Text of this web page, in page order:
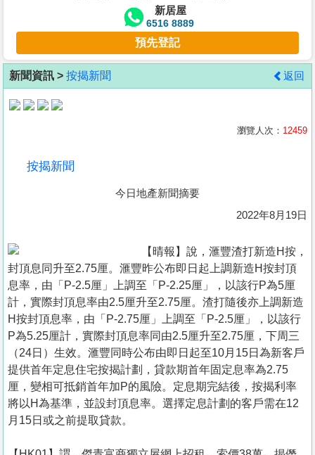
客
地
產
置
業
手
冊
關
於
我
們
新居屋
6516 8889
預先登記
新聞資訊 > 按揭新聞 返回
瀏覽人次： 12459
按揭新聞
今日地產新聞摘要
2022年8月19日
【晴報】說，滙豐渣打新造H按，
封頂息同升至2.75厘。滙豐昨公布即日起上調新造H按封頂
息率，由「P-2.5厘」上調至「P-2.25厘」，以該行P為5厘
計，實際封頂息率由2.5厘升至2.75厘。渣打隨後亦上調新造
H按封頂息率，由「P-2.75厘」上調至「P-2.5厘」，以該行
P為5.25厘計，實際封頂息率同由2.5厘升至2.75厘，下周三
（24日）生效。滙豐同時公布由即日起至10月15日為新客戶
提供首年定息住宅按揭計劃，貸款期首年固定息率為2.75
厘，變相可抵銷首年加P的風險。定息期完結後，按揭利率
將以H為基準，並設封頂息率。選擇定息計劃的客戶需在12
月15日或之前提取貸款。